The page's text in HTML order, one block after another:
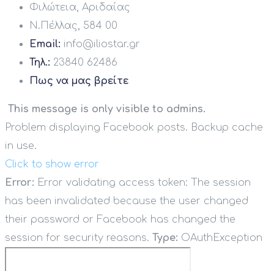
Φιλώτεια, Αριδαίας
Ν.Πέλλας, 584 00
Email: info@iliostar.gr
Τηλ.: 23840 62486
Πως να μας βρείτε
This message is only visible to admins.
Problem displaying Facebook posts. Backup cache
in use.
Click to show error
Error: Error validating access token: The session
has been invalidated because the user changed
their password or Facebook has changed the
session for security reasons. Type: OAuthException